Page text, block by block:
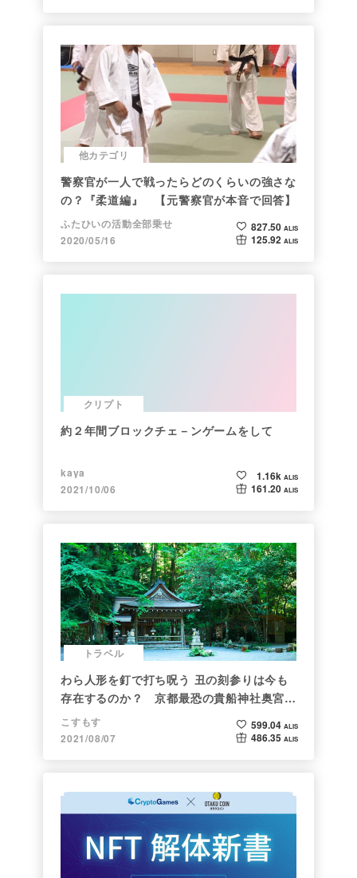
他カテゴリ
警察官が一人で戦ったらどのくらいの強さな
の？『柔道編』 【元警察官が本音で回答】
ふたひいの活動全部乗せ
2020/05/16
827.50 ALIS
125.92 ALIS
クリプト
約２年間ブロックチェ－ンゲームをして
kaya
2021/10/06
1.16k ALIS
161.20 ALIS
トラベル
わら人形を釘で打ち呪う 丑の刻参りは今も
存在するのか？ 京都最恐の貴船神社奥宮を
調べた
こすもす
2021/08/07
599.04 ALIS
486.35 ALIS